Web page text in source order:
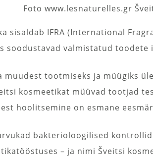
Foto www.lesnaturelles.gr
sisaldab IFRA (International
soodustavad valmistatud toodete
muudest tootmiseks ja müügiks
kosmeetikat müüvad tootjad
hoolitsemine on esmane
bakterioloogilised
– ja nimi Šveitsi